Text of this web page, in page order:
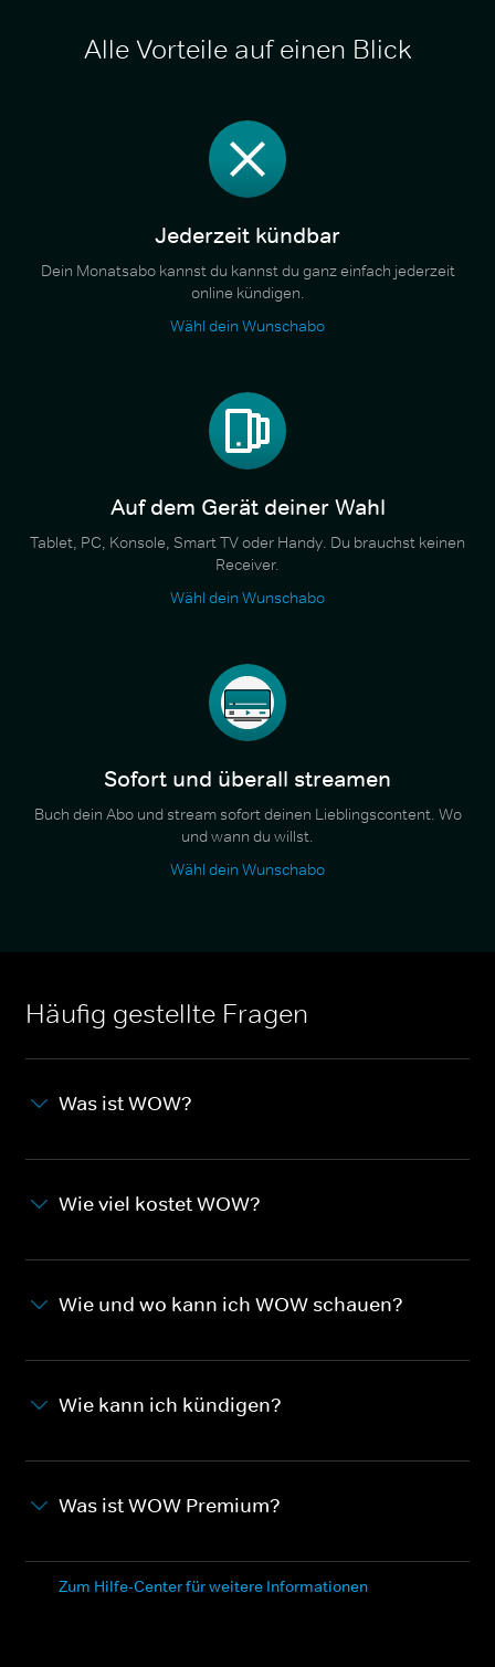
Alle Vorteile auf einen Blick
Jederzeit kündbar
Dein Monatsabo kannst du kannst du ganz einfach jederzeit
online kündigen.
Wähl dein Wunschabo
Auf dem Gerät deiner Wahl
Tablet, PC, Konsole, Smart TV oder Handy. Du brauchst keinen
Receiver.
Wähl dein Wunschabo
Sofort und überall streamen
Buch dein Abo und stream sofort deinen Lieblingscontent. Wo
und wann du willst.
Wähl dein Wunschabo
Häufig gestellte Fragen
Was ist WOW?
Wie viel kostet WOW?
Wie und wo kann ich WOW schauen?
Wie kann ich kündigen?
Was ist WOW Premium?
Zum Hilfe-Center für weitere Informationen